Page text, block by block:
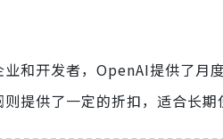
和开发者，OpenAI提供了月
提供了一定的折扣，适合长期